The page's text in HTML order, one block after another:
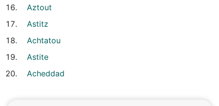
Aztout
Astitz
Achtatou
Astite
Acheddad